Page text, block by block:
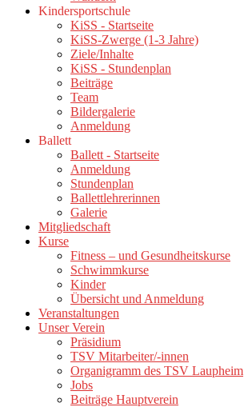
Kindersportschule
KiSS - Startseite
KiSS-Zwerge (1-3 Jahre)
Ziele/Inhalte
KiSS - Stundenplan
Beiträge
Team
Bildergalerie
Anmeldung
Ballett
Ballett - Startseite
Anmeldung
Stundenplan
Ballettlehrerinnen
Galerie
Mitgliedschaft
Kurse
Fitness – und Gesundheitskurse
Schwimmkurse
Kinder
Übersicht und Anmeldung
Veranstaltungen
Unser Verein
Präsidium
TSV Mitarbeiter/-innen
Organigramm des TSV Laupheim
Jobs
Beiträge Hauptverein